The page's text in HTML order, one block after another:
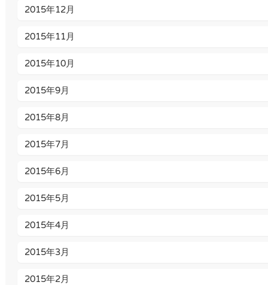
2015年12月
2015年11月
2015年10月
2015年9月
2015年8月
2015年7月
2015年6月
2015年5月
2015年4月
2015年3月
2015年2月